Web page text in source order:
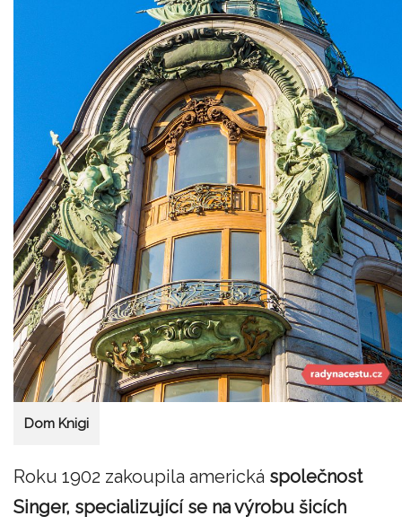
Dom Knigi
Roku 1902 zakoupila americká společnost
Singer, specializující se na výrobu šicích